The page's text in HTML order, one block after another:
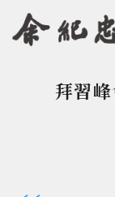
您在這裡
拜習